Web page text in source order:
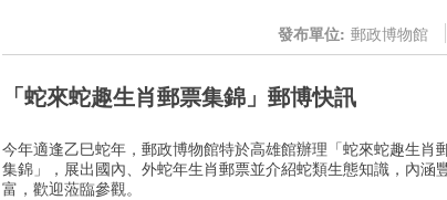
發布單位: 郵政博物館
「蛇來蛇趣生肖郵票集錦」郵博快訊
今年適逢乙巳蛇年，郵政博物館特於高雄館辦理「蛇來蛇趣生肖
集錦」，展出國內、外蛇年生肖郵票並介紹蛇類生態知識，內涵
富，歡迎蒞臨參觀。